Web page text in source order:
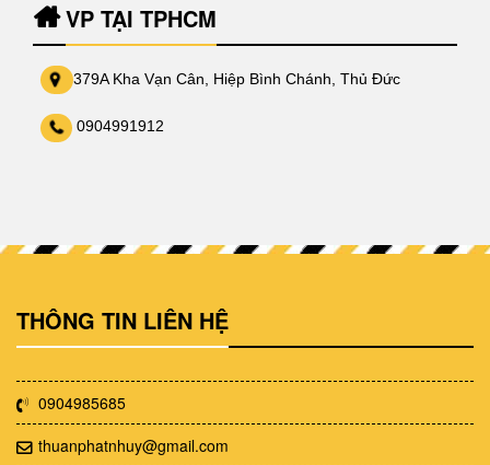
VP TẠI TPHCM
379A Kha Vạn Cân, Hiệp Bình Chánh, Thủ Đức
0904991912
THÔNG TIN LIÊN HỆ
0904985685
thuanphatnhuy@gmail.com